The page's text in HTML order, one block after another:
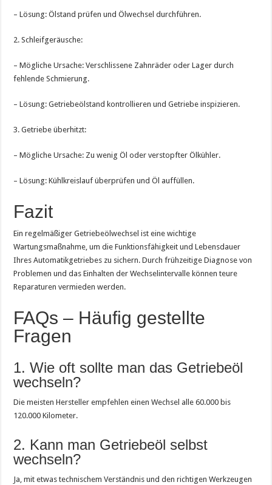
– Lösung: Ölstand prüfen und Ölwechsel durchführen.
2. Schleifgeräusche:
– Mögliche Ursache: Verschlissene Zahnräder oder Lager durch
fehlende Schmierung.
– Lösung: Getriebeölstand kontrollieren und Getriebe inspizieren.
3. Getriebe überhitzt:
– Mögliche Ursache: Zu wenig Öl oder verstopfter Ölkühler.
– Lösung: Kühlkreislauf überprüfen und Öl auffüllen.
Fazit
Ein regelmäßiger Getriebeölwechsel ist eine wichtige
Wartungsmaßnahme, um die Funktionsfähigkeit und Lebensdauer
Ihres Automatikgetriebes zu sichern. Durch frühzeitige Diagnose von
Problemen und das Einhalten der Wechselintervalle können teure
Reparaturen vermieden werden.
FAQs – Häufig gestellte
Fragen
1. Wie oft sollte man das Getriebeöl
wechseln?
Die meisten Hersteller empfehlen einen Wechsel alle 60.000 bis
120.000 Kilometer.
2. Kann man Getriebeöl selbst
wechseln?
Ja, mit etwas technischem Verständnis und den richtigen Werkzeugen